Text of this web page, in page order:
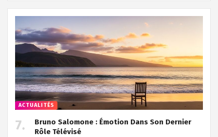
ACTUALITÉS
Bruno Salomone : Émotion Dans Son Dernier
Rôle Télévisé